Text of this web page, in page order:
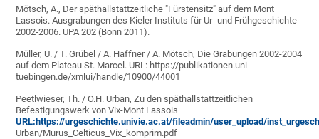
Mötsch, A., Der späthallstattzeitliche "Fürstensitz" auf dem Mont
Lassois. Ausgrabungen des Kieler Instituts für Ur- und Frühgeschichte
2002-2006. UPA 202 (Bonn 2011).
Müller, U. / T. Grübel / A. Haffner / A. Mötsch, Die Grabungen 2002-2004
auf dem Plateau St. Marcel. URL: https://publikationen.uni-
tuebingen.de/xmlui/handle/10900/44001
Peetlwieser, Th. / O.H. Urban, Zu den späthallstattzeitlichen
Befestigungswerk von Vix-Mont Lassois
URL:https://urgeschichte.univie.ac.at/fileadmin/user_upload/
Urban/Murus_Celticus_Vix_komprim.pdf